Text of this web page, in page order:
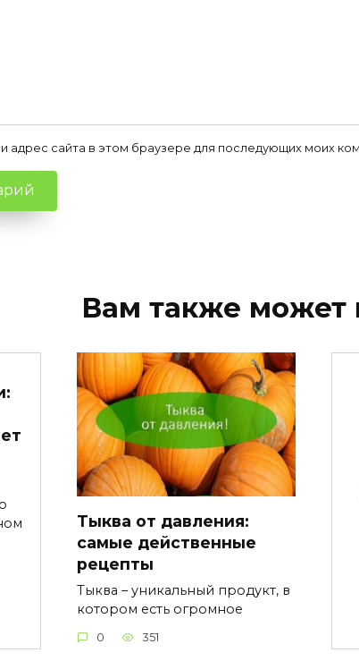
адрес сайта в этом браузере для последующих моих
Вам также может
Тыква от давления:
самые действенные
рецепты
Тыква – уникальный продукт, в
котором есть огромное
0 351